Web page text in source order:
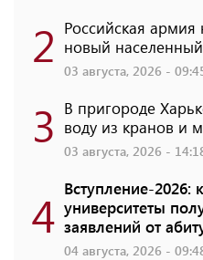
2 Российская
новый
03 августа, 2026 -
3 В пригороде
воду из кранов и
03 августа, 2026 -
4 Вступление-2026:
университеты
заявлений от
04 августа, 2026 -